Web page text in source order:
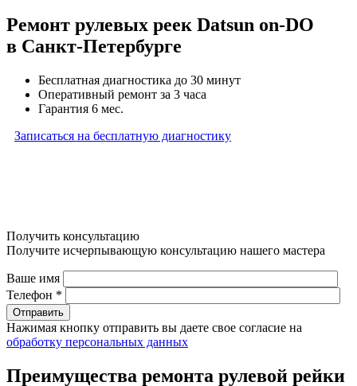
Ремонт рулевых реек Datsun on-DO
в Санкт-Петербурге
Бесплатная диагностика до 30 минут
Оперативный ремонт за 3 часа
Гарантия 6 мес.
Записаться на бесплатную диагностику
Получить консультацию
Получите исчерпывающую консультацию нашего мастера
Ваше имя
Телефон *
Нажимая кнопку отправить вы даете свое согласие на
обработку персональных данных
Преимущества ремонта рулевой рейки